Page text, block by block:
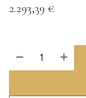
2.293,39 €